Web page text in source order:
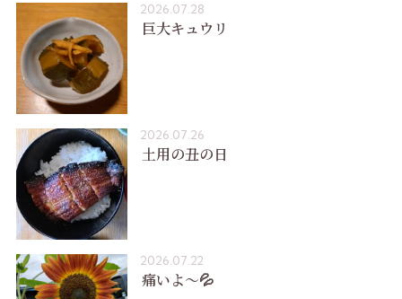
2026.07.28
巨大キュウリ
2026.07.26
土用の丑の日
2026.07.22
痛いよ〜💦